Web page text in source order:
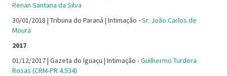
Renan Santana da Silva
30/01/2018 | Tribuna do Paraná | Intimação -Sr. João Carlos de
Moura
2017
01/12/2017 | Gazeta do Iguaçu | Intimação -Guilhermo Turdera
Rosas (CRM-PR 4.534)